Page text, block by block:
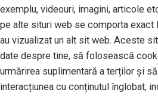
exemplu, videouri, imagini, articole
pe alte situri web se comporta
au vizualizat un alt sit web. Aceste
date despre tine, să folosească
urmărirea suplimentară a terților și
interacțiunea cu conținutul înglobat,